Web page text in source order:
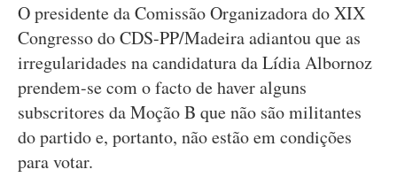
O presidente da Comissão Organizadora do XIX
Congresso do CDS-PP/Madeira adiantou que as
irregularidades na candidatura da Lídia Albornoz
prendem-se com o facto de haver alguns
subscritores da Moção B que não são militantes
do partido e, portanto, não estão em condições
para votar.